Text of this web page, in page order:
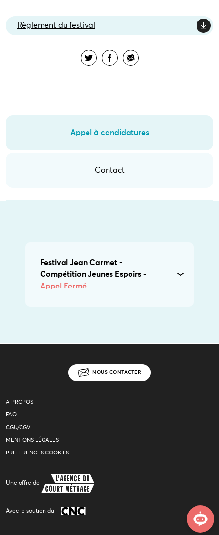
Règlement du festival
Appel à candidatures
Contact
Festival Jean Carmet -
Compétition Jeunes Espoirs -
Appel Fermé
NOUS CONTACTER
A PROPOS
FAQ
CGU/CGV
MENTIONS LÉGALES
PREFERENCES COOKIES
Une offre de
Avec le soutien du